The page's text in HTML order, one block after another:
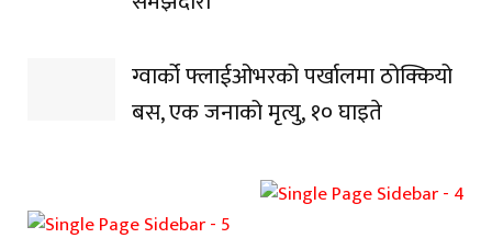
ग्वार्को फ्लाईओभरको पर्खालमा ठोक्कियो
बस, एक जनाको मृत्यु, १० घाइते